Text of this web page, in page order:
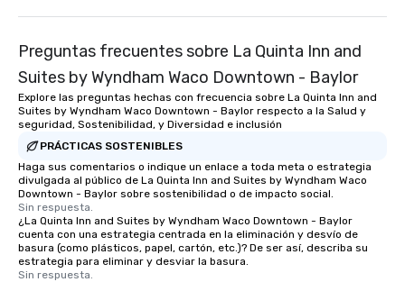
Preguntas frecuentes sobre La Quinta Inn and
Suites by Wyndham Waco Downtown - Baylor
Explore las preguntas hechas con frecuencia sobre La Quinta Inn and
Suites by Wyndham Waco Downtown - Baylor respecto a la Salud y
seguridad, Sostenibilidad, y Diversidad e inclusión
PRÁCTICAS SOSTENIBLES
Haga sus comentarios o indique un enlace a toda meta o estrategia
divulgada al público de La Quinta Inn and Suites by Wyndham Waco
Downtown - Baylor sobre sostenibilidad o de impacto social.
Sin respuesta.
¿La Quinta Inn and Suites by Wyndham Waco Downtown - Baylor
cuenta con una estrategia centrada en la eliminación y desvío de
basura (como plásticos, papel, cartón, etc.)? De ser así, describa su
estrategia para eliminar y desviar la basura.
Sin respuesta.